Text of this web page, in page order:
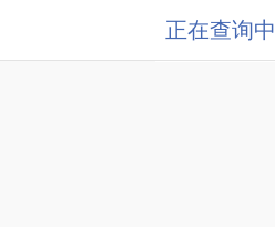
正在查询中